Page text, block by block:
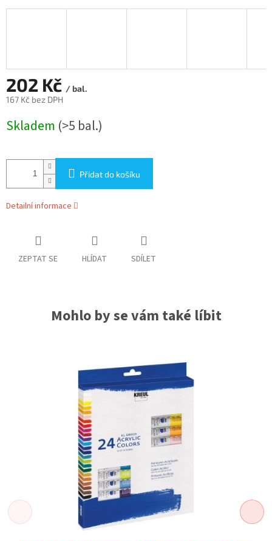
202 Kč / bal.
167 Kč bez DPH
cena:
Skladem (>5 bal.)
Přidat do košíku
Detailní informace
ZEPTAT SE HLÍDAT SDÍLET
Mohlo by se vám také líbit